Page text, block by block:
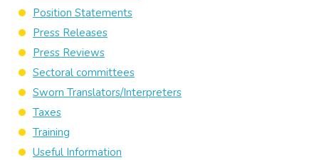
Position Statements
Press Releases
Press Reviews
Sectoral committees
Sworn Translators/Interpreters
Taxes
Training
Useful Information